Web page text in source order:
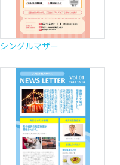
シングルマザー